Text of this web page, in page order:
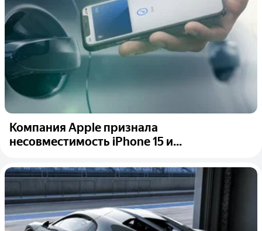
Компания Apple признала
несовместимость iPhone 15 и...